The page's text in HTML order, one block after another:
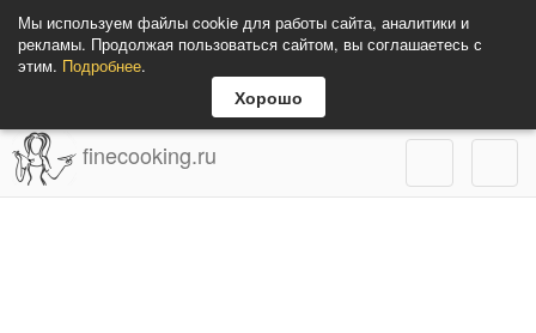
Мы используем файлы cookie для работы сайта, аналитики и
рекламы. Продолжая пользоваться сайтом, вы соглашаетесь с
этим. Подробнее.
Хорошо
finecooking.ru